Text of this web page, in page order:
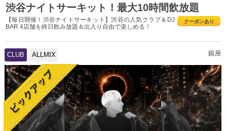
渋谷ナイトサーキット！最大10時間飲放題
クーポンあり
【毎日開催！渋谷ナイトサーキット】渋谷の人気クラブ＆DJ
BAR 4店舗を終日飲み放題＆出入り自由で楽しめる！
CLUB ALLMIX 銀座